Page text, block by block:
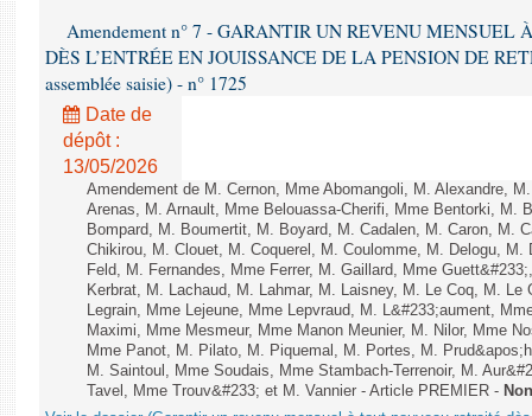
Amendement n° 7 - GARANTIR UN REVENU MENSUEL
DÈS L’ENTRÉE EN JOUISSANCE DE LA PENSION DE
assemblée saisie) - n° 1725
Date de
dépôt :
13/05/2026
Amendement de M. Cernon, Mme Abomangoli, M. Alexandre,
Arenas, M. Arnault, Mme Belouassa-Cherifi, Mme Bentorki, M.
Bompard, M. Boumertit, M. Boyard, M. Cadalen, M. Caron, M.
Chikirou, M. Clouet, M. Coquerel, M. Coulomme, M. Delogu, M.
Feld, M. Fernandes, Mme Ferrer, M. Gaillard, Mme
Kerbrat, M. Lachaud, M. Lahmar, M. Laisney, M. Le Coq, M. Le
Legrain, Mme Lejeune, Mme Lepvraud, M. L&#233;aument,
Maximi, Mme Mesmeur, Mme Manon Meunier, M. Nilor, Mme
Mme Panot, M. Pilato, M. Piquemal, M. Portes, M.
M. Saintoul, Mme Soudais, Mme Stambach-Terrenoir, M.
Tavel, Mme Trouv&#233; et M. Vannier - Article PREMIER -